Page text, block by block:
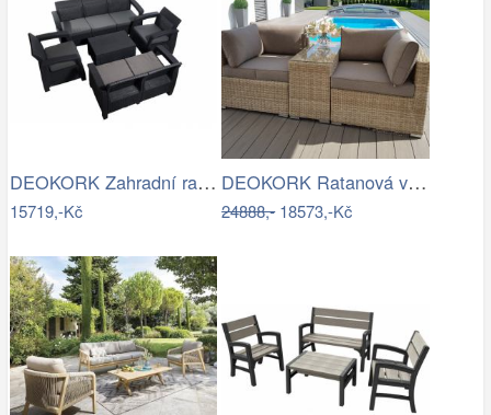
DEOKORK Zahradní ratanová sestava …
15719,-Kč
DEOKORK Ratanová variabilní sestava…
24888,-18573,-Kč